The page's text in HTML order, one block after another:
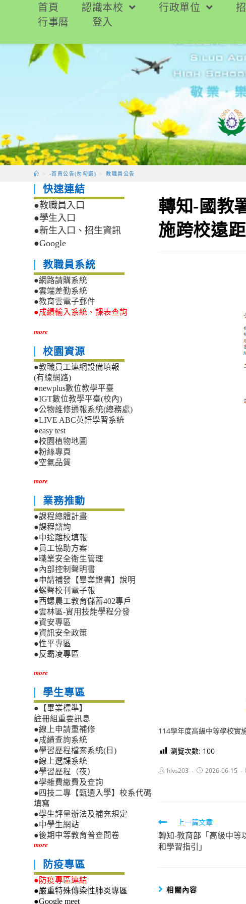
要
首頁 認識本校 行政單位
行事曆
登入
> -首頁公告(勿勾選) > 教職員公告
轉知-國教
施跨校遠
114學年度高級中等學校實
瀏覽次數: 100
Posthlvs203
Post2026-06-15
Read
more
articles
上一篇文章
轉知-教育部「高級中等
和學習指引」
相關內容
快速連結
●教職員入口
●學生入口
●新生入口、招生資訊
●Google
教職員系統
●網路請購系統
●雲端差勤系統
●教育雲電子郵件
●成績輸入系統、課表查詢
more
校園資源
●教職員工連網設備填報
(有線網路)
●newplus數位教學平臺
●IGT數位教學平臺(校內)
●公物維修通報系統(總務處)
●LIVE ABC英語學習系統
●easy test
●校園植物地圖
●粉絲專頁
●空氣品質
more
業務推動
●課程總體計畫
●課程諮詢
●中途離校填報
●員工協助方案
●職業安全衛生管理
●內部控制聲明書
●申請補發【畢業證書】說明
●螺聲校刊電子報
●西螺農工教育儲蓄402專戶
●雲林區-實用技能學程分發
●資安專區
●資訊安全政策
●性平專區
●反霸凌專區
more
學生專區
●【畢業標準】
註冊組重要訊息
●線上申請重補修
●成績查詢系統
●學習歷程檔案系統(日)
●線上選課系統
●學習歷程（夜）
●學雜費繳費及查詢
●四技二專【甄選入學】校系代碼
填寫
●學生評量辦法及補充規定
●中學生網站
●後期中等教育普查問卷
more
防疫專區
●防疫專區連結
●嚴重特殊傳染性肺炎專區
●Google meet